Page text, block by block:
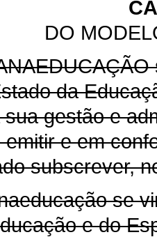
DO
da
gestão e
e em
subscrever,
se
e do